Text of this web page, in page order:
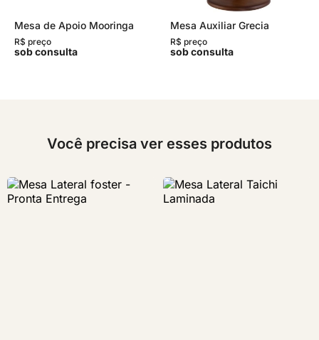
Mesa de Apoio Mooringa
R$ preço
sob consulta
Mesa Auxiliar Grecia
R$ preço
sob consulta
Você precisa ver esses produtos